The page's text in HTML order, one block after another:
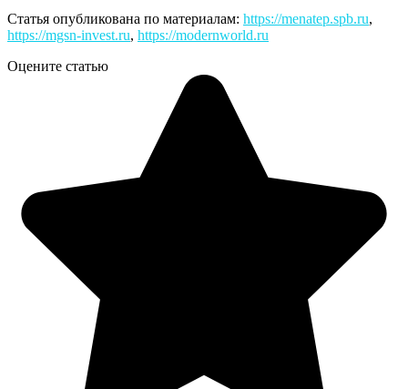
Статья опубликована по материалам: https://menatep.spb.ru,
https://mgsn-invest.ru, https://modernworld.ru
Оцените статью